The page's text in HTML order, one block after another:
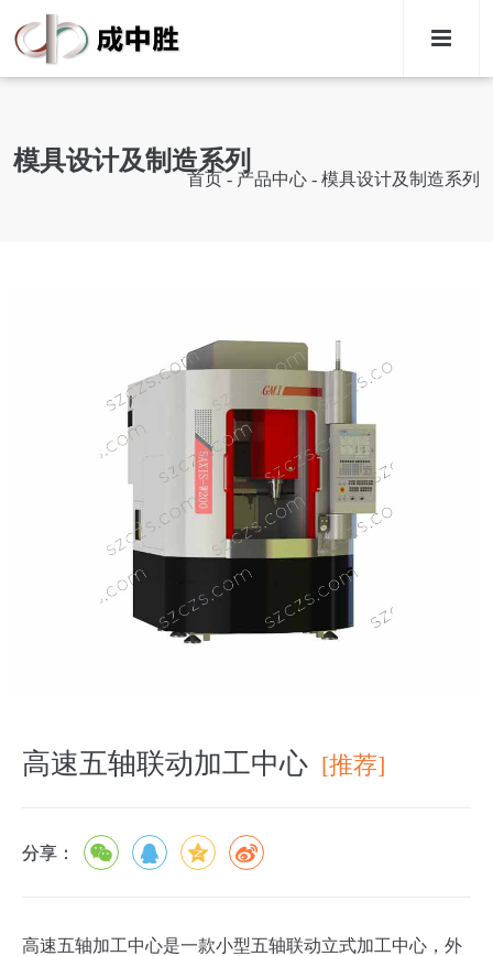
模具设计及制造系列
首页- 产品中心 - 模具设计及制造系列
高速五轴联动加工中心 [推荐]
分享：
高速五轴加工中心是一款小型五轴联动立式加工中心，外